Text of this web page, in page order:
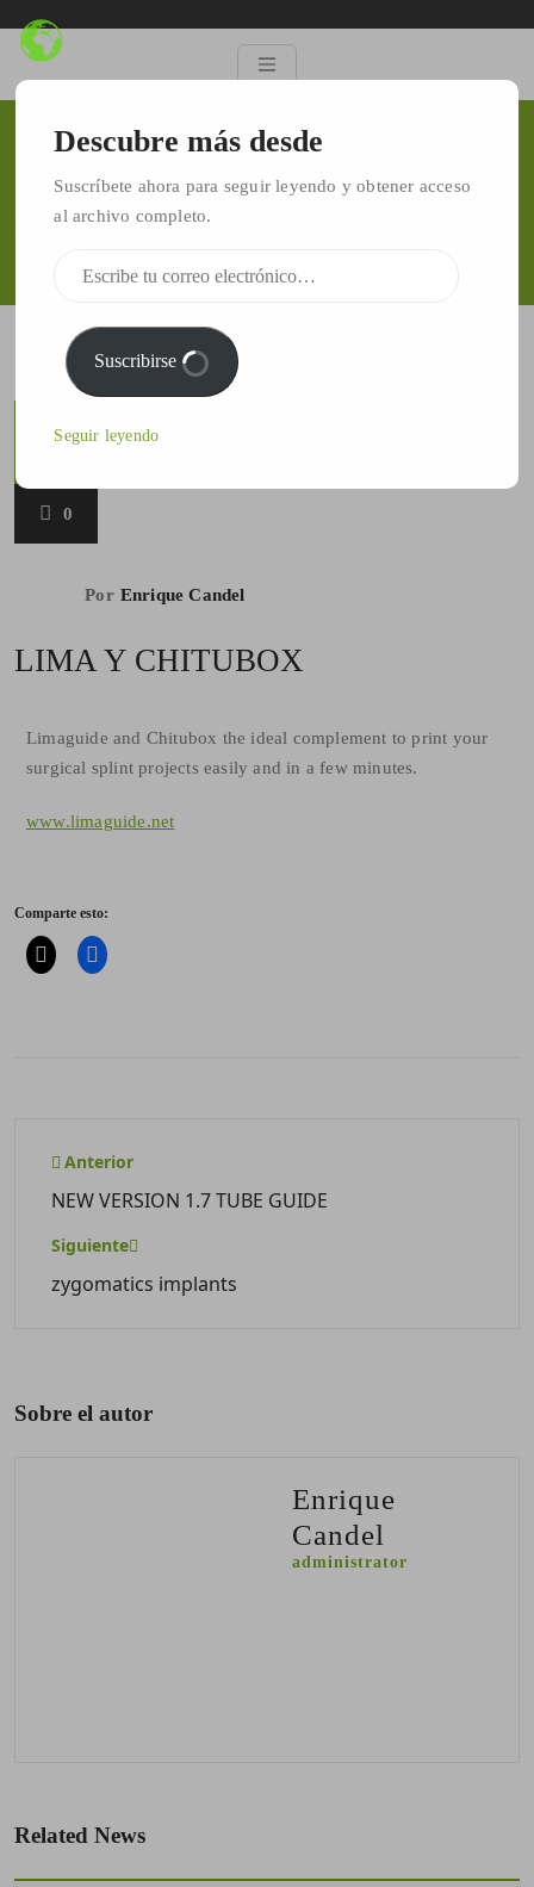
LIMA Y CHITUBOX
Inicio/software limaguide
septiembre
0
Por Enrique Candel
LIMA Y CHITUBOX
Limaguide and Chitubox the ideal complement to print your
surgical splint projects easily and in a few minutes.
www.limaguide.net
Comparte esto:
Anterior
NEW VERSION 1.7 TUBE GUIDE
Siguiente
zygomatics implants
Sobre el autor
Enrique
Candel
administrator
Related News
Descubre más desde
Suscríbete ahora para seguir leyendo y obtener acceso
al archivo completo.
Suscribirse
Seguir leyendo